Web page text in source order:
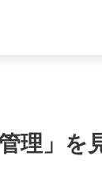
理」を